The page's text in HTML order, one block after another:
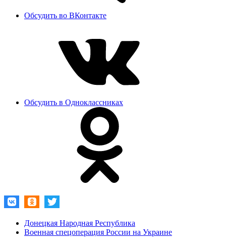
Обсудить во ВКонтакте
Обсудить в Одноклассниках
Донецкая Народная Республика
Военная спецоперация России на Украине